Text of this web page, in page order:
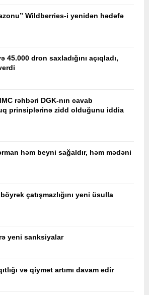
Wildberries-i yenidən hədəfə
45.000 dron saxladığını açıqladı,
rəhbəri DGK-nın cavab
prinsiplərinə zidd olduğunu iddia
həm beyni sağaldır, həm mədəni
çatışmazlığını yeni üsulla
yeni sanksiyalar
və qiymət artımı davam edir